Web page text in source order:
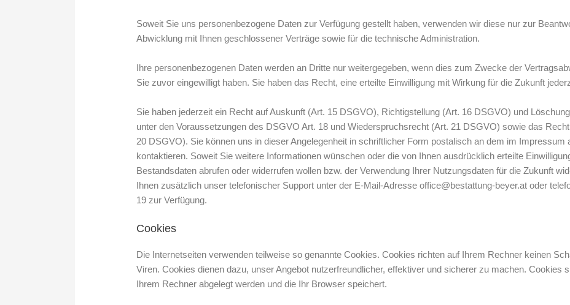
Soweit Sie uns personenbezogene Daten zur Verfügung gestellt haben, verwenden wir diese nur zur
Abwicklung mit Ihnen geschlossener Verträge sowie für die technische Administration.
Ihre personenbezogenen Daten werden an Dritte nur weitergegeben, wenn dies zum Zwecke der
Sie zuvor eingewilligt haben. Sie haben das Recht, eine erteilte Einwilligung mit Wirkung für die Zukunft
Sie haben jederzeit ein Recht auf Auskunft (Art. 15 DSGVO), Richtigstellung (Art. 16 DSGVO) und
unter den Voraussetzungen des DSGVO Art. 18 und Wiederspruchsrecht (Art. 21 DSGVO) sowie das
20 DSGVO). Sie können uns in dieser Angelegenheit in schriftlicher Form postalisch an dem im Impressum
kontaktieren. Soweit Sie weitere Informationen wünschen oder die von Ihnen ausdrücklich erteilte
Bestandsdaten abrufen oder widerrufen wollen bzw. der Verwendung Ihrer Nutzungsdaten für die Zukunft
Ihnen zusätzlich unser telefonischer Support unter der E-Mail-Adresse office@bestattung-beyer.at oder
19 zur Verfügung.
Cookies
Die Internetseiten verwenden teilweise so genannte Cookies. Cookies richten auf Ihrem Rechner keinen
Viren. Cookies dienen dazu, unser Angebot nutzerfreundlicher, effektiver und sicherer zu machen. Cookies
Ihrem Rechner abgelegt werden und die Ihr Browser speichert.